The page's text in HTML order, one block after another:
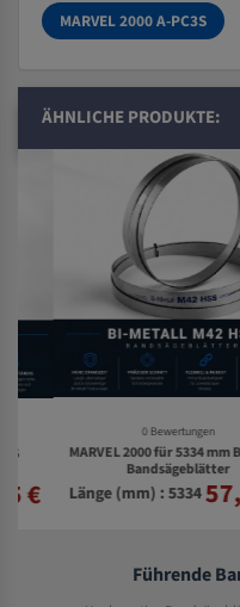
MARVEL 2000 A-PC3S
ÄHNLICHE PRODUKTE:
0 Bewertungen
MARVEL 2000 für 5334 mm Bi-
Bandsägeblätter
Länge (mm) : 5334
Führende